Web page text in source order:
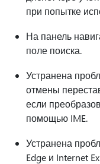
при попытке
На панель
поле поиска.
Устранена
отмены
если
помощью IME.
Устранена
Edge и Internet